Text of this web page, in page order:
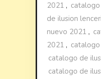
2021 ,
de ilusion
nuevo 2021 ,
2021 ,
catalogo de
catalogo de